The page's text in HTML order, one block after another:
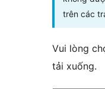
trên các
Vui lòng
tải xuống.